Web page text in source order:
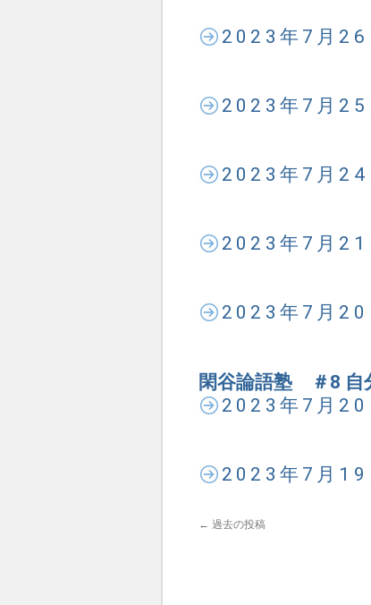
2023年7月
2023年7月
2023年7月
2023年7月
2023年7月
閑谷論語塾 ＃8 自
2023年7月
2023年7月
← 過去の投稿